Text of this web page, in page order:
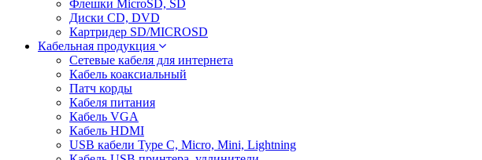
Флешки MicroSD, SD
Диски CD, DVD
Картридер SD/MICROSD
Кабельная продукция
Сетевые кабеля для интернета
Кабель коаксиальный
Патч корды
Кабеля питания
Кабель VGA
Кабель HDMI
USB кабели Type C, Micro, Mini, Lightning